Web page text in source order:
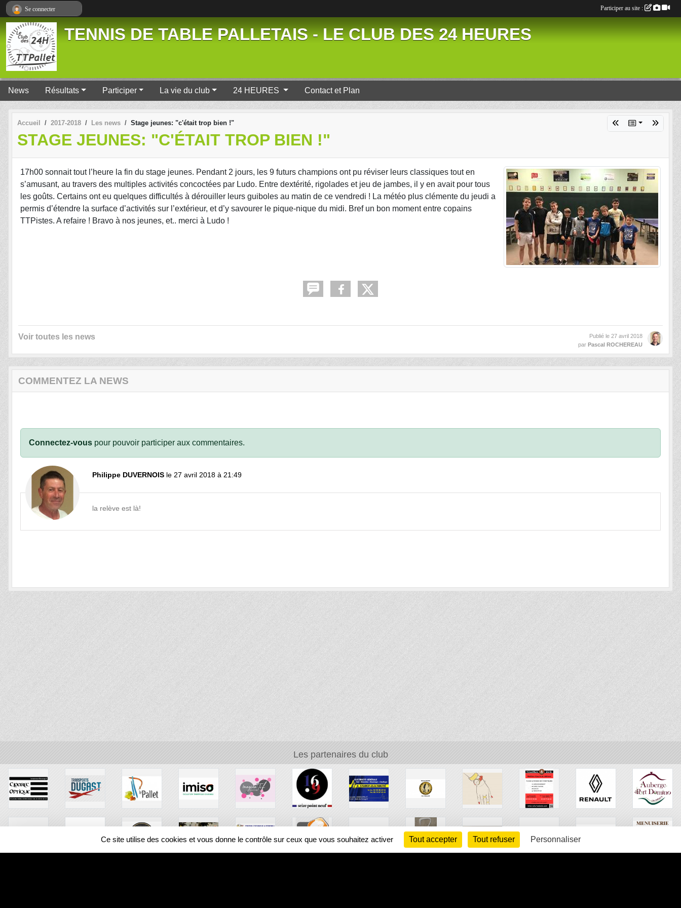
TENNIS DE TABLE PALLETAIS - LE CLUB DES 24 HEURES
News Résultats Participer La vie du club 24 HEURES Contact et Plan
Accueil 2017-2018 Les news Stage jeunes: "c'était trop bien !"
STAGE JEUNES: "C'ÉTAIT TROP BIEN !"
17h00 sonnait tout l’heure la fin du stage jeunes. Pendant 2 jours, les 9 futurs champions ont pu réviser leurs classiques tout en
s’amusant, au travers des multiples activités concoctées par Ludo. Entre dextérité, rigolades et jeu de jambes, il y en avait pour tous
les goûts. Certains ont eu quelques difficultés à dérouiller leurs guiboles au matin de ce vendredi ! La météo plus clémente du jeudi a
permis d’étendre la surface d’activités sur l’extérieur, et d’y savourer le pique-nique du midi. Bref un bon moment entre copains
TTPistes. A refaire ! Bravo à nos jeunes, et.. merci à Ludo !
Voir toutes les news Publié le 27 avril 2018
par Pascal ROCHEREAU
COMMENTEZ LA NEWS
Connectez-vous pour pouvoir participer aux commentaires.
Philippe DUVERNOIS le 27 avril 2018 à 21:49
la relève est là!
Les partenaires du club
Se connecter Participer au site :
Panneau de gestion des cookies
Ce site utilise des cookies et vous donne le contrôle sur ceux que vous souhaitez activer Tout accepter Tout refuser Personnaliser